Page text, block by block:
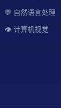
💬 自然语言处理
👁️ 计算机视觉